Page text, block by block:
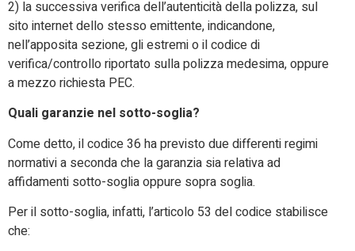
2) la successiva verifica dell’autenticità della polizza, sul
sito internet dello stesso emittente, indicandone,
nell’apposita sezione, gli estremi o il codice di
verifica/controllo riportato sulla polizza medesima, oppure
a mezzo richiesta PEC.
Quali garanzie nel sotto-soglia?
Come detto, il codice 36 ha previsto due differenti regimi
normativi a seconda che la garanzia sia relativa ad
affidamenti sotto-soglia oppure sopra soglia.
Per il sotto-soglia, infatti, l’articolo 53 del codice stabilisce
che: